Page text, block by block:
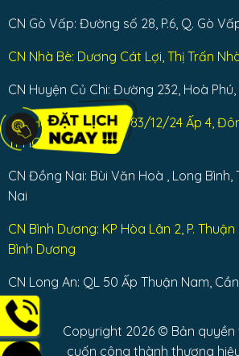
CN Gò Vấp: Đường số 28, P.6, Q. Gò
CN Nhà Bè: Dương Cát Lợi, Thị Trấn
CN Huyện Củ Chi: Đường 232, Hoà Phú,
CN: Huyện Hóc Môn: 83/12/24 Ấp 4,
TPHCM
CN Đồng Nai: Bùi Văn Hoà , Long Bình,
Nai
CN Bình Dương: KP Hòa Lân 2, P.
Bình Dương
CN Long An: QL 50 Ấp Thuận Nam,
Copyright 2026 © Bản
cuốn công thành thương